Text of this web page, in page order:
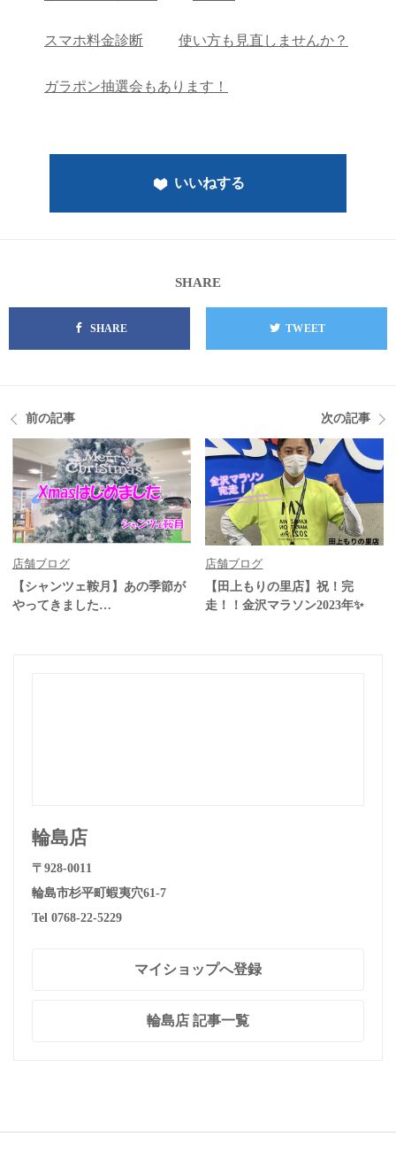
スマホ料金診断 使い方も見直しませんか？
ガラポン抽選会もあります！
いいねする
SHARE
SHARE TWEET
前の記事
店舗ブログ
【シャンツェ鞍月】あの季節が
やってきました…
次の記事
店舗ブログ
【田上もりの里店】祝！完
走！！金沢マラソン2023年✨
輪島店
〒928-0011
輪島市杉平町蝦夷穴61-7
Tel 0768-22-5229
マイショップへ登録
輪島店 記事一覧